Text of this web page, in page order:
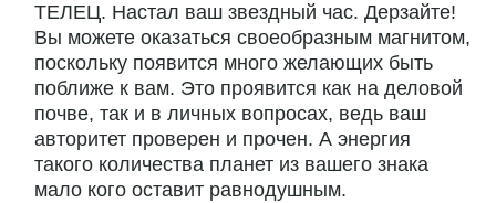
ТЕЛЕЦ. Настал ваш звездный час. Дерзайте!
Вы можете оказаться своеобразным магнитом,
поскольку появится много желающих быть
поближе к вам. Это проявится как на деловой
почве, так и в личных вопросах, ведь ваш
авторитет проверен и прочен. А энергия
такого количества планет из вашего знака
мало кого оставит равнодушным.